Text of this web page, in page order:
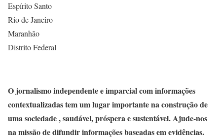
Espírito Santo
Rio de Janeiro
Maranhão
Distrito Federal
O jornalismo independente e imparcial com informações
contextualizadas tem um lugar importante na construção de
uma sociedade , saudável, próspera e sustentável. Ajude-nos
na missão de difundir informações baseadas em evidências.